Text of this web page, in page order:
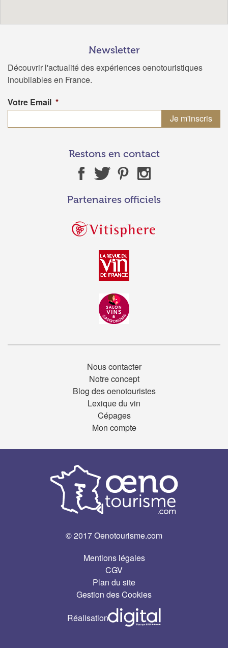
Newsletter
Découvrir l'actualité des expériences oenotouristiques
inoubliables en France.
Votre Email *
Restons en contact
Partenaires officiels
Nous contacter
Notre concept
Blog des oenotouristes
Lexique du vin
Cépages
Mon compte
© 2017 Oenotourisme.com
Réalisation
Mentions légales
CGV
Plan du site
Gestion des Cookies